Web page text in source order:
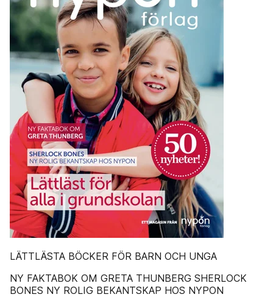
LÄTTLÄSTA BÖCKER FÖR BARN OCH UNGA
NY FAKTABOK OM GRETA THUNBERG SHERLOCK
BONES NY ROLIG BEKANTSKAP HOS NYPON